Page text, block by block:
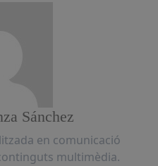
Sánchez
en comunicació
multimèdia.